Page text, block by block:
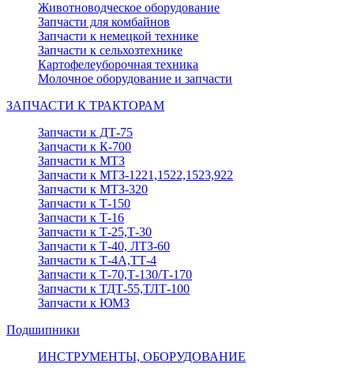
Животноводческое оборудование
Запчасти для комбайнов
Запчасти к немецкой технике
Запчасти к сельхозтехнике
Картофелеуборочная техника
Молочное оборудование и запчасти
ЗАПЧАСТИ К ТРАКТОРАМ
Запчасти к ДТ-75
Запчасти к К-700
Запчасти к МТЗ
Запчасти к МТЗ-1221,1522,1523,922
Запчасти к МТЗ-320
Запчасти к Т-150
Запчасти к Т-16
Запчасти к Т-25,Т-30
Запчасти к Т-40, ЛТЗ-60
Запчасти к Т-4А,ТТ-4
Запчасти к Т-70,Т-130/Т-170
Запчасти к ТДТ-55,ТЛТ-100
Запчасти к ЮМЗ
Подшипники
ИНСТРУМЕНТЫ, ОБОРУДОВАНИЕ